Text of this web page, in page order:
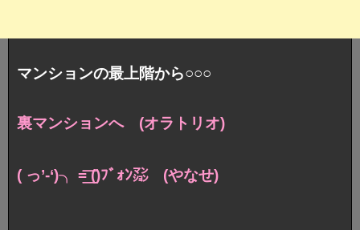
マンションの最上階から○○○
裏マンションへ (オラトリオ)
( っ’-‘)╮ =͟͟͞͞ ()ﾌﾞｫﾝ㍇ (やなせ)